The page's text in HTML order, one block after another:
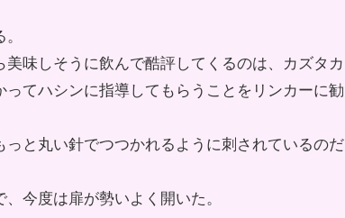
味しそうに飲んで酷評してくるのは、カズタカ
てハシンに指導してもらうことをリンカーに勧
と丸い針でつつかれるように刺されているのだ
今度は扉が勢いよく開いた。